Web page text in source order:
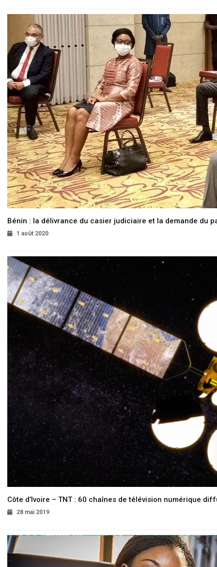
Bénin : la délivrance du casier judiciaire et la demande du
1 août 2020
Côte d’Ivoire – TNT : 60 chaînes de télévision numérique
28 mai 2019